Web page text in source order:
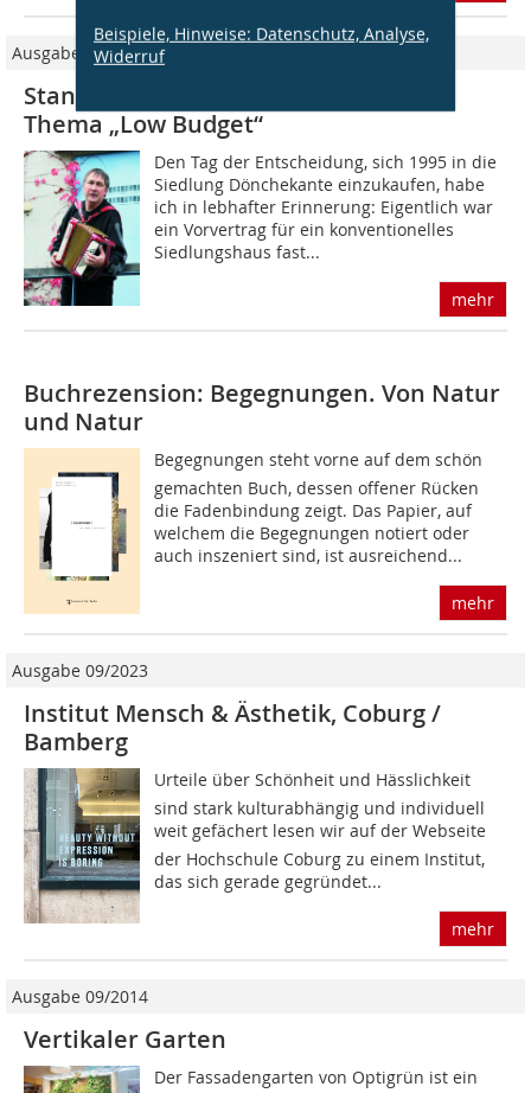
Beispiele, Hinweise: Datenschutz, Analyse,
Widerruf
Ausgabe 11/2008
Standpunkt II Hartmut Schmidt zum
Thema „Low Budget“
Den Tag der Entscheidung, sich 1995 in die
Siedlung Dönchekante einzukaufen, habe
ich in lebhafter Erinnerung: Eigentlich war
ein Vorvertrag für ein konventionelles
Siedlungshaus fast...
mehr
Buchrezension: Begegnungen. Von Natur
und Natur
Begegnungen steht vorne auf dem schön
gemachten Buch, dessen offener Rücken
die Fadenbindung zeigt. Das Papier, auf
welchem die Begegnungen notiert oder
auch inszeniert sind, ist ausreichend...
mehr
Ausgabe 09/2023
Institut Mensch & Ästhetik, Coburg /
Bamberg
Urteile über Schönheit und Hässlichkeit
sind stark kulturabhängig und individuell
weit gefächert lesen wir auf der Webseite
der Hochschule Coburg zu einem Institut,
das sich gerade gegründet...
mehr
Ausgabe 09/2014
Vertikaler Garten
Der Fassadengarten von Optigrün ist ein